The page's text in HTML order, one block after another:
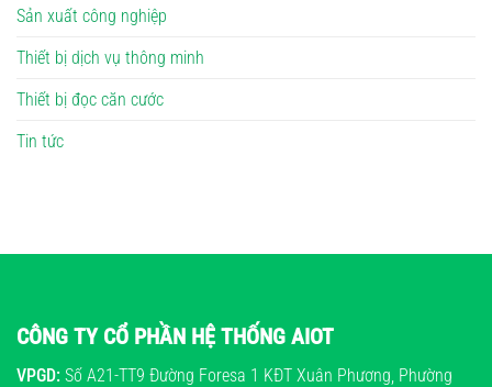
Sản xuất công nghiệp
Thiết bị dịch vụ thông minh
Thiết bị đọc căn cước
Tin tức
CÔNG TY CỔ PHẦN HỆ THỐNG AIOT
VPGD: Số A21-TT9 Đường Foresa 1 KĐT Xuân Phương, Phường